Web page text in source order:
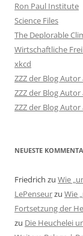
Ron Paul Institute
Science Files
The Deplorable
Wirtschaftliche
xkcd
ZZZ der Blog
ZZZ der Blog
ZZZ der Blog
NEUESTE
Friedrich zu Wie
LePenseurzu Wie
Fortsetzung der
zu Die Heuchelei